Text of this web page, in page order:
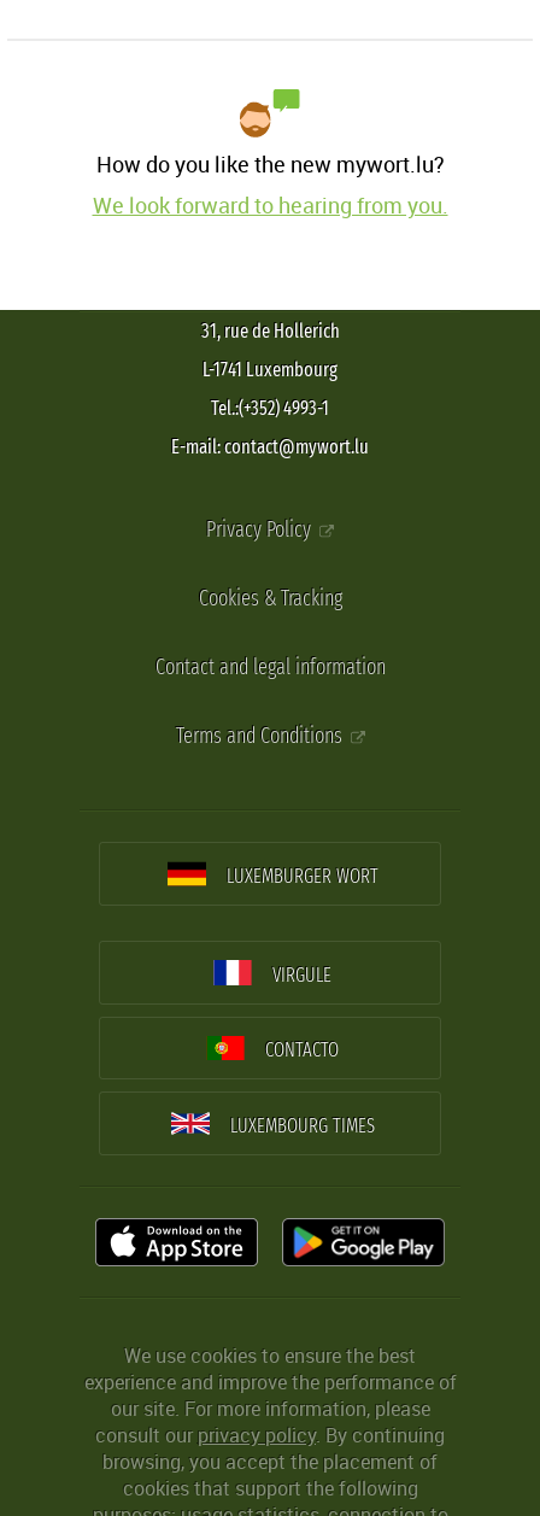
How do you like the new mywort.lu?
We look forward to hearing from you.
31, rue de Hollerich
L-1741 Luxembourg
Tel.:(+352) 4993-1
E-mail: contact@mywort.lu
Privacy Policy
Cookies & Tracking
Contact and legal information
Terms and Conditions
LUXEMBURGER WORT
VIRGULE
CONTACTO
LUXEMBOURG TIMES
We use cookies to ensure the best
experience and improve the performance of
our site. For more information, please
consult ourprivacy policy. By continuing
browsing, you accept the placement of
cookies that support the following